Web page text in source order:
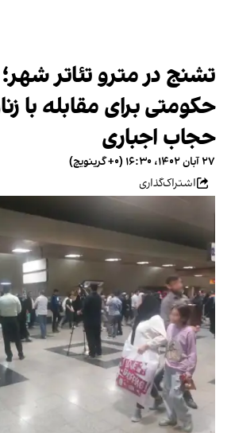
تشنج در مترو تئاتر
حکومتی برای مقابله با
حجاب اجباری
۲۷ آبان ۱۴۰۲، ۱۶:۳۰ (‎+۰ گرینویچ)
اشتراک‌گذاری